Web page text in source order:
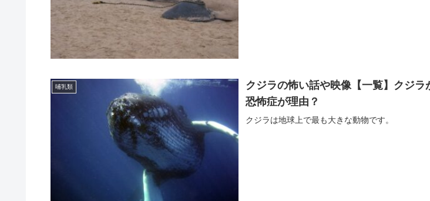
哺乳類
クジラの怖い話や映像【一覧】クジラ
恐怖症が理由？
クジラは地球上で最も大きな動物です。